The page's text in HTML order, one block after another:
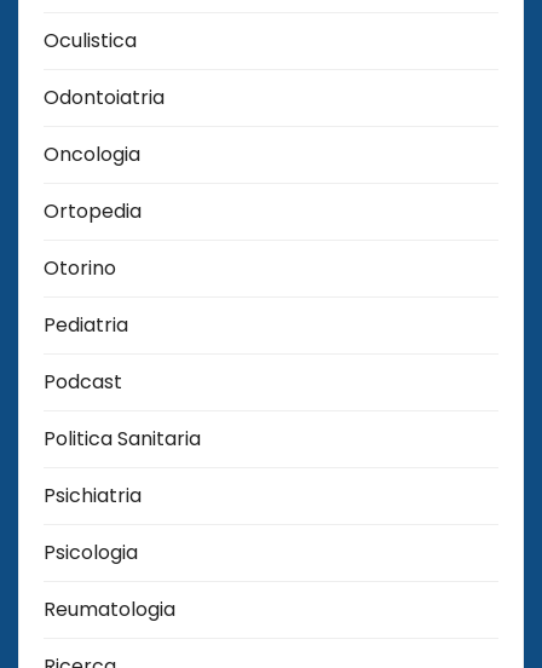
Oculistica
Odontoiatria
Oncologia
Ortopedia
Otorino
Pediatria
Podcast
Politica Sanitaria
Psichiatria
Psicologia
Reumatologia